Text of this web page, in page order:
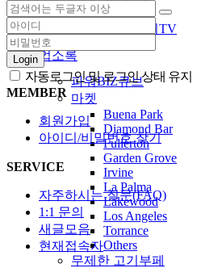
Others
OCKTV 옥케이TV
업소록
파워BIZ큐브
마켓
Buena Park
Diamond Bar
Fullerton
Garden Grove
Irvine
La Palma
Lakewood
Los Angeles
Torrance
Others
무제한 고기부페
Login
자동로그인 및 로그인 상태 유지
MEMBER
회원가입
아이디/비밀번호 찾기
SERVICE
자주하시는 질문(FAQ)
1:1 문의
새글모음
현재접속자